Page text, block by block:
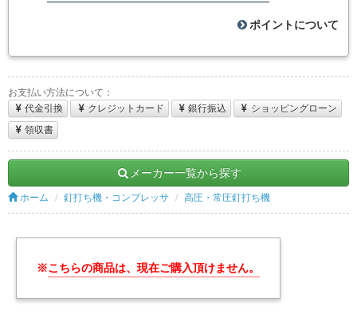
ポイントについて
お支払い方法について：
代金引換
クレジットカード 銀行振込
ショッピングローン
領収書
メーカー一覧から探す
ホーム 釘打ち機・コンプレッサ 高圧・常圧釘打ち機
※こちらの商品は、現在ご購入頂けません。